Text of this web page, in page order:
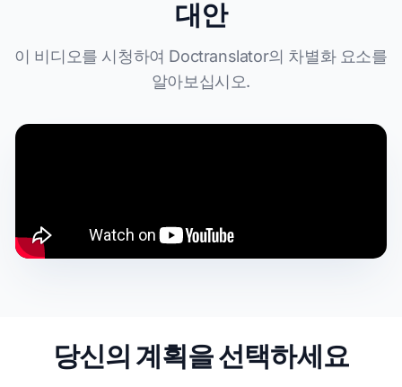
대안
이 비디오를 시청하여 Doctranslator의 차별화 요소를
알아보십시오.
당신의 계획을 선택하세요